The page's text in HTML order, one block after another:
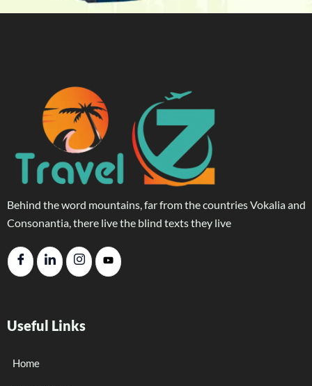
Behind the word mountains, far from the countries Vokalia and
Consonantia, there live the blind texts they live
Useful Links
Home